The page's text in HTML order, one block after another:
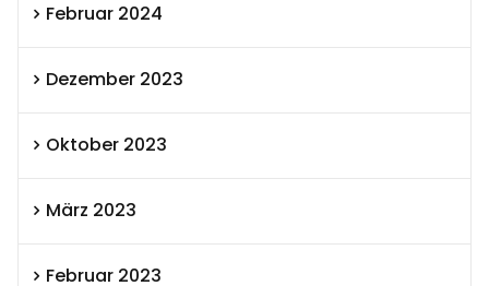
Februar 2024
Dezember 2023
Oktober 2023
März 2023
Februar 2023